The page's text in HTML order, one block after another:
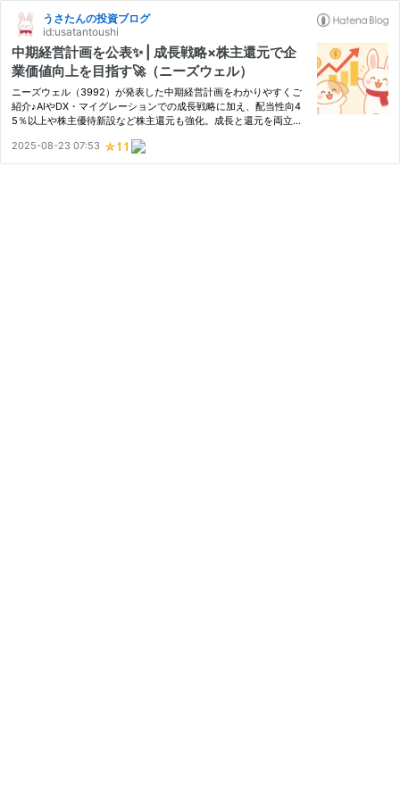
うさたんの投資ブログ
id:usatantoushi
中期経営計画を公表✨ | 成長戦略×株主還元で企
業価値向上を目指す🚀（ニーズウェル）
ニーズウェル（3992）が発表した中期経営計画をわかりやすくご
紹介♪AIやDX・マイグレーションでの成長戦略に加え、配当性向4
5％以上や株主優待新設など株主還元も強化。成長と還元を両立す
2025-08-23 07:53